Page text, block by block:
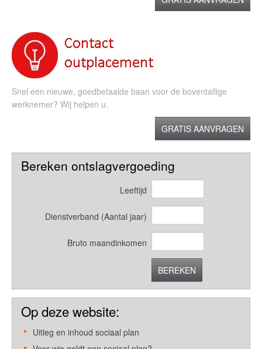
Snel een nieuwe, goedbetaalde baan voor de boventallige
werknemer? Wij helpen u.
GRATIS AANVRAGEN
Bereken ontslagvergoeding
Leeftijd
Dienstverband (Aantal jaar)
Bruto maandinkomen
BEREKEN
Op deze website:
Uitleg en inhoud sociaal plan